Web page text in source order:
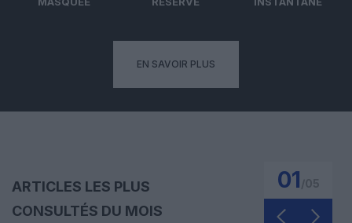
EN SAVOIR PLUS
ARTICLES LES PLUS
CONSULTÉS DU MOIS
01